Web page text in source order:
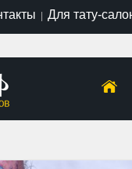
| Для тату-